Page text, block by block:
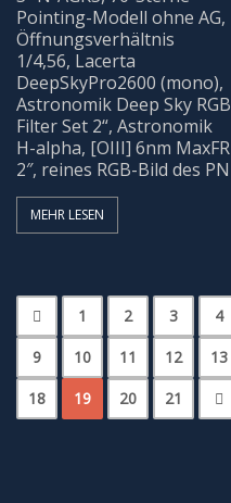
Pointing-Modell ohne AG,
Öffnungsverhältnis
1/4,56, Lacerta
DeepSkyPro2600 (mono),
Astronomik Deep Sky RGB
Filter Set 2“, Astronomik
H-alpha, [OIII] 6nm MaxFR
2″, reines RGB-Bild des PN
MEHR LESEN
1 2 3 4
9
10 11 12 13
18
19 20 21